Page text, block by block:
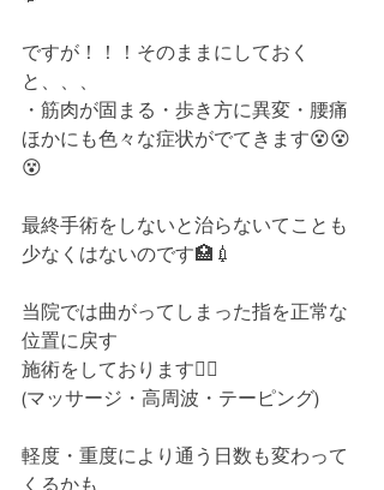
ですが！！！そのままにしておく
と、、、﻿
・筋肉が固まる・歩き方に異変・腰痛﻿
ほかにも色々な症状がでてきます😵😵
😵
最終手術をしないと治らないてことも﻿
少なくはないのです🏥💉
当院では曲がってしまった指を正常な
位置に戻す﻿
施術をしております👨‍⚕️
(マッサージ・高周波・テーピング)﻿
軽度・重度により通う日数も変わって
くるかも﻿